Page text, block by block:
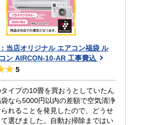
当店オリジナル エアコン福袋 ル
ン AIRCON-10-AR 工事費込
5
イプの10畳を買おうとしていたん
なら5000円以内の差額で空気清浄
れることを発見したので、どうせ
選びました。自動お掃除まではい